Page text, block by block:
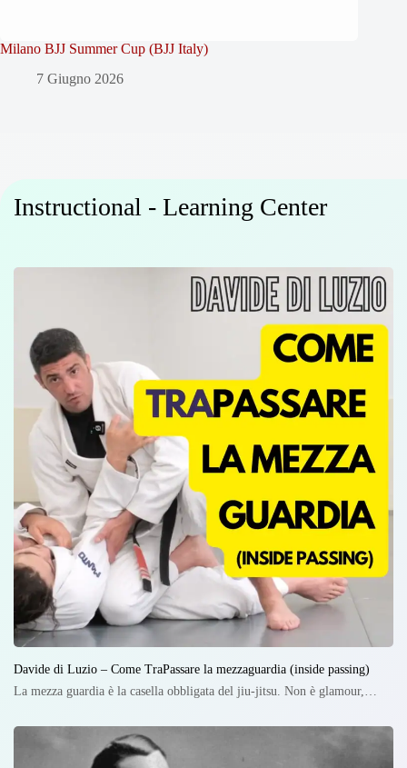
Milano BJJ Summer Cup (BJJ Italy)
7 Giugno 2026
Instructional - Learning Center
Davide di Luzio – Come TraPassare la mezzaguardia (inside passing)
La mezza guardia è la casella obbligata del jiu-jitsu. Non è glamour,…